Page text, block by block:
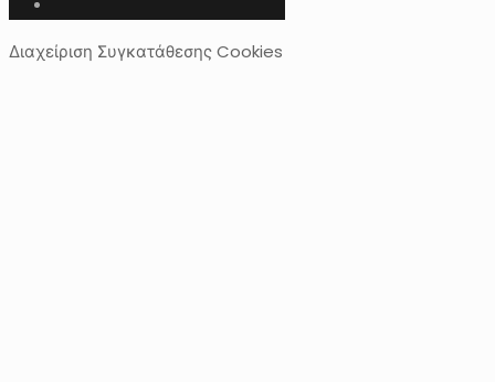
Διαχείριση Συγκατάθεσης Cookies